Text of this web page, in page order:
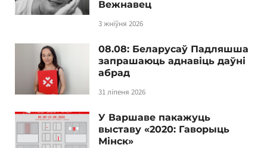
Вежнавец
3 жніўня 2026
08.08: Беларусаў Падляшша
запрашаюць аднавіць даўні
абрад
31 ліпеня 2026
У Варшаве пакажуць
выставу «2020: Гаворыць
Мінск»